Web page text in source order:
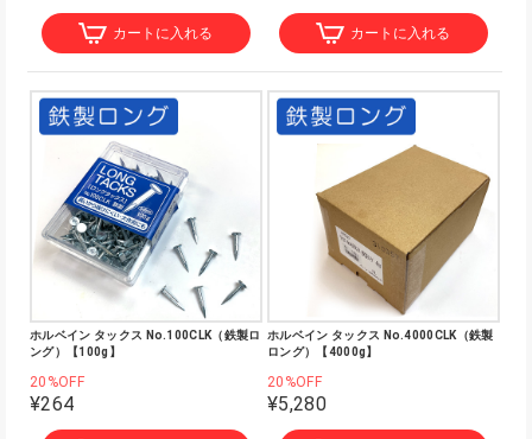
カートに入れる カートに入れる
ホルベイン タックス No.100CLK（鉄製ロ
ング）【100g】
20%OFF
¥264
ホルベイン タックス No.4000CLK（鉄製
ロング）【4000g】
20%OFF
¥5,280